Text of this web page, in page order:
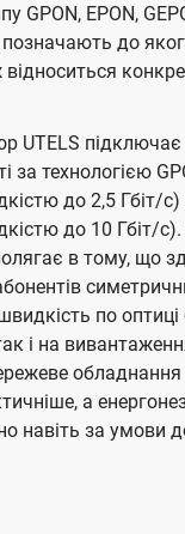
GPON, EPON,
до
UTELS
за технологією
до 2,5 Гбіт/с)
до 10 Гбіт/
в тому, що
по
і на
обладнання
а
навіть за умови